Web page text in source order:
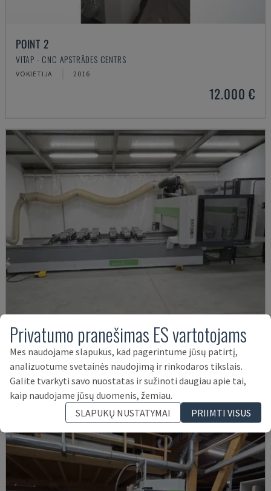
POINT 2
VITAP - CNC APSTRĀDES CENTRS
VOKIETIJA 2016
12.000 €
ROVER K1232
BIESSE - CNC APSTRĀDES CENTRS
Privatumo pranešimas ES vartotojams
Mes naudojame slapukus, kad pagerintume jūsų patirtį,
analizuotume svetainės naudojimą ir rinkodaros tikslais.
Galite tvarkyti savo nuostatas ir sužinoti daugiau apie tai,
kaip naudojame jūsų duomenis, žemiau.
SLAPUKŲ NUSTATYMAI
PRIIMTI VISUS